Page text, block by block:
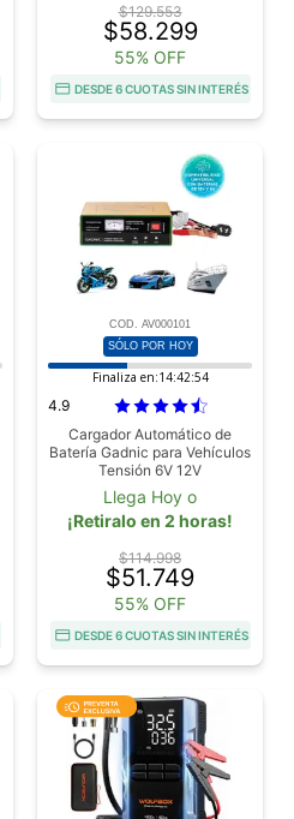
$129.553
$58.299
55% OFF
DESDE 6 CUOTAS SIN INTERÉS
COD. AV000101
SÓLO POR HOY
Finaliza en:14:42:53
4.9
Cargador Automático de
Batería Gadnic para Vehículos
Tensión 6V 12V
Llega Hoy o
¡Retiralo en 2 horas!
$114.998
$51.749
55% OFF
DESDE 6 CUOTAS SIN INTERÉS